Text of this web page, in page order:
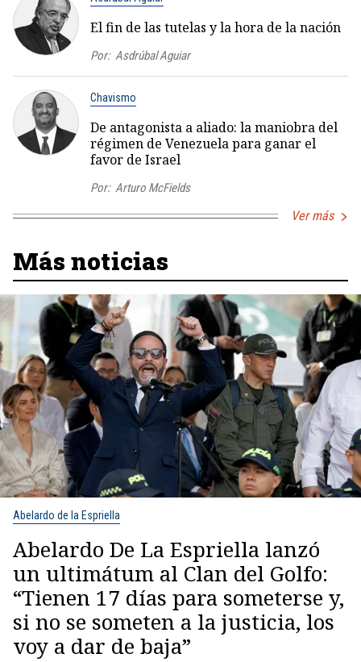
El fin de las tutelas y la hora de la nación
Por: Asdrúbal Aguiar
Chavismo
De antagonista a aliado: la maniobra del
régimen de Venezuela para ganar el
favor de Israel
Por: Arturo McFields
Ver más
Más noticias
Abelardo de la Espriella
Abelardo De La Espriella lanzó
un ultimátum al Clan del Golfo:
“Tienen 17 días para someterse y,
si no se someten a la justicia, los
voy a dar de baja”